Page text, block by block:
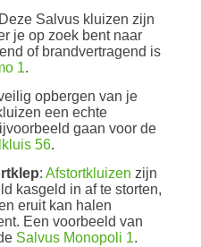
Salvus kluizen zijn
je op zoek bent naar
of brandvertragend is
1.
opbergen van je
een echte
gaan voor de
56.
: Afstortkluizen zijn
kasgeld in af te storten,
eruit kan halen
Een voorbeeld van
Salvus Monopoli 1.